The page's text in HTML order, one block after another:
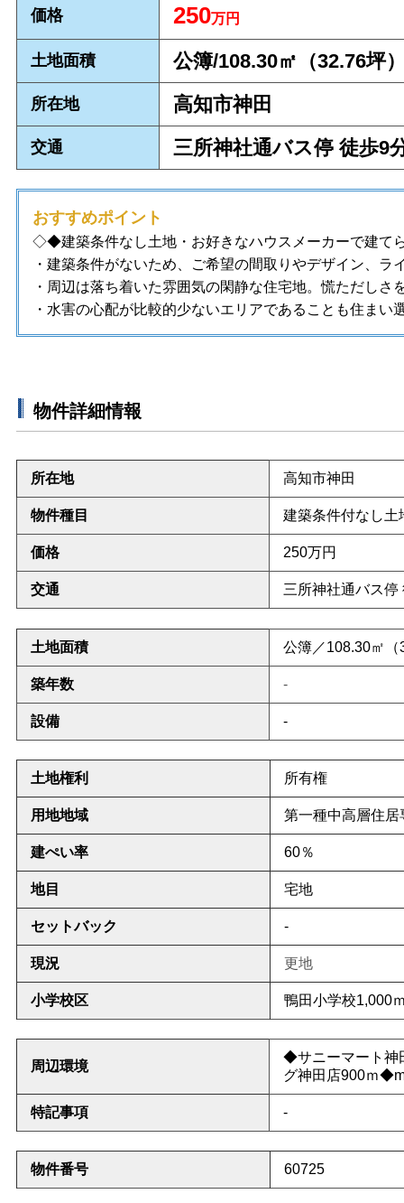
価格 250万円
土地面積 公簿/108.30㎡（32.76坪
所在地 高知市神田
交通 三所神社通バス停 徒歩
おすすめポイント
◇◆建築条件なし土地・お好きなハウスメーカーで建
・建築条件がないため、ご希望の間取りやデザイン、
・周辺は落ち着いた雰囲気の閑静な住宅地。慌ただし
・水害の心配が比較的少ないエリアであることも住まい
物件詳細情報
所在地 高知市神田
物件種目 建築条件付なし土
価格 250万円
交通 三所神社通バス停
土地面積 公簿／108.30㎡（
築年数 -
設備 -
土地権利 所有権
用地地域 第一種中高層住居
建ぺい率 60％
地目 宅地
セットバック -
現況 更地
小学校区 鴨田小学校1,000
周辺環境
◆サニーマート神
グ神田店900ｍ
特記事項 -
物件番号 60725